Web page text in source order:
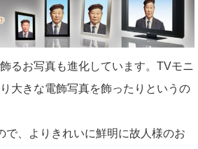
るお写真も進化しています。TVモニ
大きな電飾写真を飾ったりというの
で、よりきれいに鮮明に故人様のお